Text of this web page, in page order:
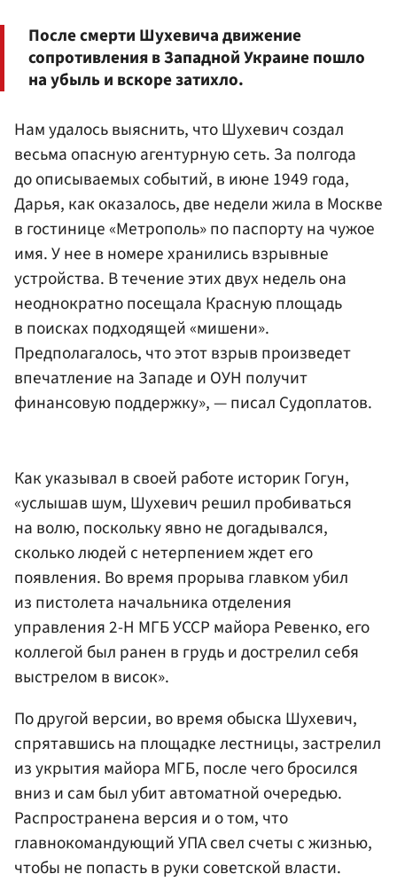
После смерти Шухевича движение
сопротивления в Западной Украине пошло
на убыль и вскоре затихло.
Нам удалось выяснить, что Шухевич создал
весьма опасную агентурную сеть. За полгода
до описываемых событий, в июне 1949 года,
Дарья, как оказалось, две недели жила в Москве
в гостинице «Метрополь» по паспорту на чужое
имя. У нее в номере хранились взрывные
устройства. В течение этих двух недель она
неоднократно посещала Красную площадь
в поисках подходящей «мишени».
Предполагалось, что этот взрыв произведет
впечатление на Западе и ОУН получит
финансовую поддержку», — писал Судоплатов.
Как указывал в своей работе историк Гогун,
«услышав шум, Шухевич решил пробиваться
на волю, поскольку явно не догадывался,
сколько людей с нетерпением ждет его
появления. Во время прорыва главком убил
из пистолета начальника отделения
управления 2-Н МГБ УССР майора Ревенко, его
коллегой был ранен в грудь и дострелил себя
выстрелом в висок».
По другой версии, во время обыска Шухевич,
спрятавшись на площадке лестницы, застрелил
из укрытия майора МГБ, после чего бросился
вниз и сам был убит автоматной очередью.
Распространена версия и о том, что
главнокомандующий УПА свел счеты с жизнью,
чтобы не попасть в руки советской власти.